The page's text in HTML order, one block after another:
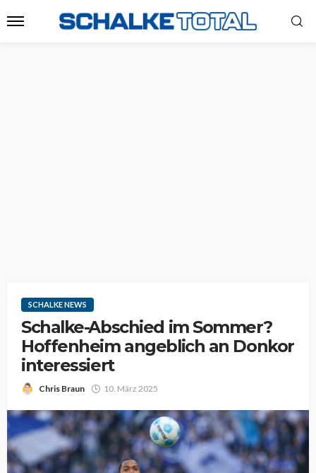
SCHALKE NEWS
Schalke-Abschied im Sommer?
Hoffenheim angeblich an Donkor
interessiert
Chris Braun 10. März 2025